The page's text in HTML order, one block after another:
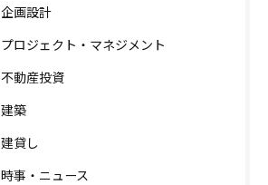
企画設計
プロジェクト・マネジメント
不動産投資
建築
建貸し
時事・ニュース